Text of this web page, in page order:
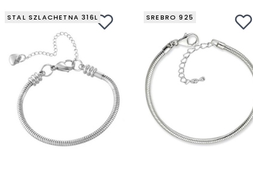
STAL SZLACHETNA 316L SREBRO 925